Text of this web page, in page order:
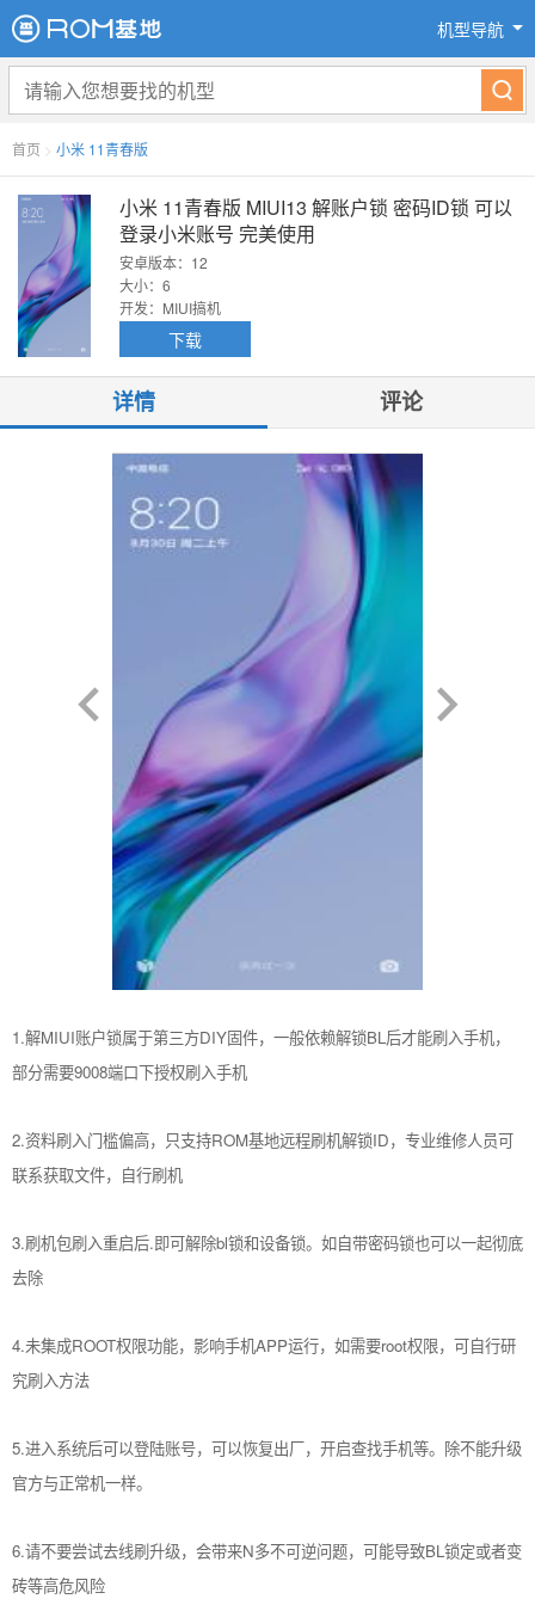
机型导航
首页 > 小米 11青春版
小米 11青春版 MIUI13 解账户锁 密码ID锁 可以
登录小米账号 完美使用
安卓版本：12
大小：6
开发：MIUI搞机
下载
详情 评论
1.解MIUI账户锁属于第三方DIY固件，一般依赖解锁BL后才能刷入手机，
部分需要9008端口下授权刷入手机
2.资料刷入门槛偏高，只支持ROM基地远程刷机解锁ID，专业维修人员可
联系获取文件，自行刷机
3.刷机包刷入重启后.即可解除bl锁和设备锁。如自带密码锁也可以一起彻底
去除
4.未集成ROOT权限功能，影响手机APP运行，如需要root权限，可自行研
究刷入方法
5.进入系统后可以登陆账号，可以恢复出厂，开启查找手机等。除不能升级
官方与正常机一样。
6.请不要尝试去线刷升级，会带来N多不可逆问题，可能导致BL锁定或者变
砖等高危风险